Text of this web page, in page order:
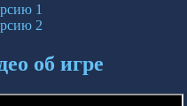
1
2
об игре